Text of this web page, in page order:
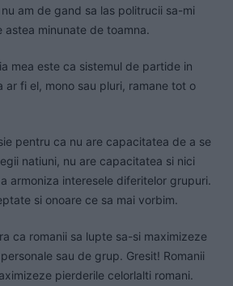
nu am de gand sa las politrucii sa-mi
astea minunate de toamna.
mea este ca sistemul de partide in
ar fi el, mono sau pluri, ramane tot o
pentru ca nu are capacitatea de a se
natiuni, nu are capacitatea si nici
armoniza interesele diferitelor grupuri.
si onoare ce sa mai vorbim.
ca romanii sa lupte sa-si maximizeze
sau de grup. Gresit! Romanii
pierderile celorlalti romani.